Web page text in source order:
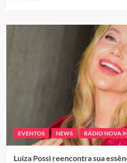
Natal,
Cena
EVENTOS
NEWS RÁDIO NOVA
Luiza Possi reencontra sua